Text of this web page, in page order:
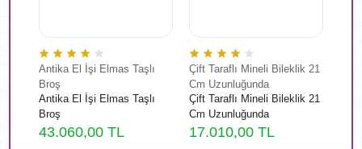
Antika El İşi Elmas Taşlı
Broş
Antika El İşi Elmas Taşlı
Broş
43.060,00 TL
Çift Taraflı Mineli Bileklik 21
Cm Uzunluğunda
Çift Taraflı Mineli Bileklik 21
Cm Uzunluğunda
17.010,00 TL